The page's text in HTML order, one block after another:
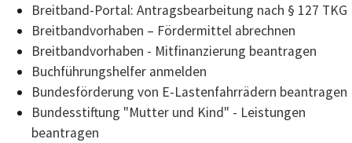
Breitband-Portal: Antragsbearbeitung nach § 127 TKG
Breitbandvorhaben – Fördermittel abrechnen
Breitbandvorhaben - Mitfinanzierung beantragen
Buchführungshelfer anmelden
Bundesförderung von E-Lastenfahrrädern beantragen
Bundesstiftung "Mutter und Kind" - Leistungen
beantragen